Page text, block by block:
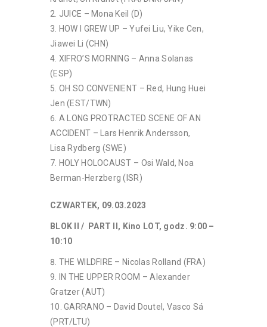
JUICE – Mona Keil (D)
HOW I GREW UP – Yufei Liu, Yike Cen,
Jiawei Li (CHN)
XIFRO’S MORNING – Anna Solanas
(ESP)
OH SO CONVENIENT – Red, Hung Huei
Jen (EST/TWN)
A LONG PROTRACTED SCENE OF AN
ACCIDENT – Lars Henrik Andersson,
Lisa Rydberg (SWE)
HOLY HOLOCAUST – Osi Wald, Noa
Berman-Herzberg (ISR)
CZWARTEK, 09.03.2023
BLOK II / PART II, Kino LOT, godz. 9:00 –
10:10
THE WILDFIRE – Nicolas Rolland (FRA)
IN THE UPPER ROOM – Alexander
Gratzer (AUT)
GARRANO – David Doutel, Vasco Sá
(PRT/LTU)